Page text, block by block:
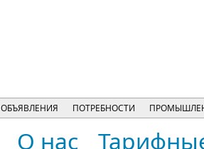
ОБЪЯВЛЕНИЯ ПОТРЕБНОСТИ
О нас